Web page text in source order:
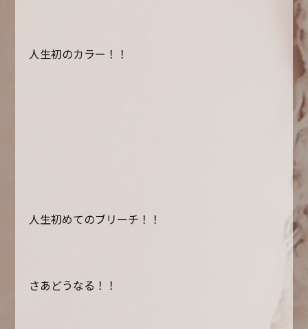
人生初のカラー！！
人生初めてのブリーチ！！
さあどうなる！！